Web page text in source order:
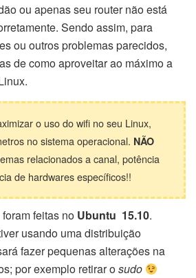
ou apenas seu router não está
Sendo assim, para
ou outros problemas parecidos,
de como aproveitar ao máximo a
o uso do wifi no seu Linux,
no sistema operacional. NÃO
relacionados a canal, potência
de hardwares específicos!!
feitas no Ubuntu 15.10.
usando uma distribuição
fazer pequenas alterações na
por exemplo retirar osudo